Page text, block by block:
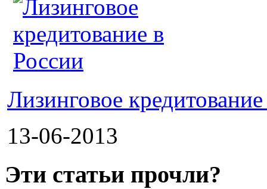
Лизинговое
13-06-2013
Эти статьи прочли?